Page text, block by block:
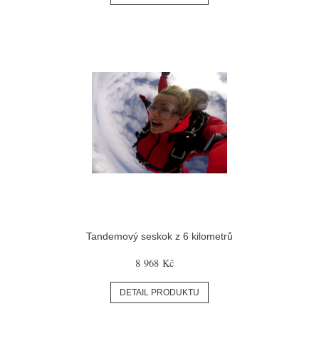
Tandemový seskok z 6 kilometrů
8 968 Kč
DETAIL PRODUKTU